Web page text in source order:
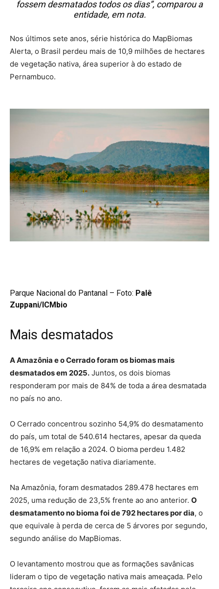
fossem desmatados todos os dias”, comparou a
entidade, em nota.
Nos últimos sete anos, série histórica do MapBiomas
Alerta, o Brasil perdeu mais de 10,9 milhões de hectares
de vegetação nativa, área superior à do estado de
Pernambuco.
Parque Nacional do Pantanal – Foto: Palê
Zuppani/ICMbio
Mais desmatados
A Amazônia e o Cerrado foram os biomas mais
desmatados em 2025. Juntos, os dois biomas
responderam por mais de 84% de toda a área desmatada
no país no ano.
O Cerrado concentrou sozinho 54,9% do desmatamento
do país, um total de 540.614 hectares, apesar da queda
de 16,9% em relação a 2024. O bioma perdeu 1.482
hectares de vegetação nativa diariamente.
Na Amazônia, foram desmatados 289.478 hectares em
2025, uma redução de 23,5% frente ao ano anterior. O
desmatamento no bioma foi de 792 hectares por dia, o
que equivale à perda de cerca de 5 árvores por segundo,
segundo análise do MapBiomas.
O levantamento mostrou que as formações savânicas
lideram o tipo de vegetação nativa mais ameaçada. Pelo